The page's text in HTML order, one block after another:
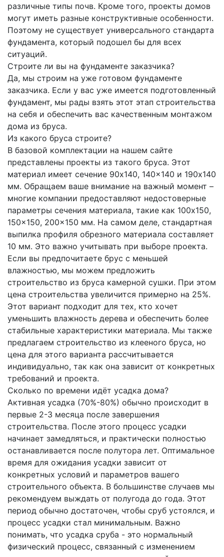
различные типы почв. Кроме того, проекты домов
могут иметь разные конструктивные особенности.
Поэтому не существует универсального стандарта
фундамента, который подошел бы для всех
ситуаций.
Строите ли вы на фундаменте заказчика?
Да, мы строим на уже готовом фундаменте
заказчика. Если у вас уже имеется подготовленный
фундамент, мы рады взять этот этап строительства
на себя и обеспечить вас качественным монтажом
дома из бруса.
Из какого бруса строите?
В базовой комплектации на нашем сайте
представлены проекты из такого бруса. Этот
материал имеет сечение 90x140, 140x140 и 190x140
мм. Обращаем ваше внимание на важный момент –
многие компании предоставляют недостоверные
параметры сечения материала, такие как 100x150,
150x150, 200x150 мм. На самом деле, стандартная
выпилка профиля обрезного материала составляет
10 мм. Это важно учитывать при выборе проекта.
Если вы предпочитаете брус с меньшей
влажностью, мы можем предложить
строительство из бруса камерной сушки. При этом
цена строительства увеличится примерно на 25%.
Этот вариант подходит для тех, кто хочет
уменьшить влажность дерева и обеспечить более
стабильные характеристики материала. Мы также
предлагаем строительство из клееного бруса, но
цена для этого варианта рассчитывается
индивидуально, так как она зависит от конкретных
требований и проекта.
Сколько по времени идёт усадка дома?
Активная усадка (70%-80%) обычно происходит в
первые 2-3 месяца после завершения
строительства. После этого процесс усадки
начинает замедляться, и практически полностью
останавливается после полутора лет. Оптимальное
время для ожидания усадки зависит от
конкретных условий и параметров вашего
строительного объекта. В большинстве случаев мы
рекомендуем выждать от полугода до года. Этот
период обычно достаточен, чтобы сруб устоялся, и
процесс усадки стал минимальным. Важно
понимать, что усадка сруба - это нормальный
физический процесс, связанный с изменением